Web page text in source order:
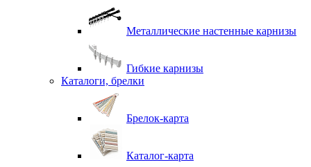
Металлические настенные карнизы
Гибкие карнизы
Каталоги, брелки
Брелок-карта
Каталог-карта